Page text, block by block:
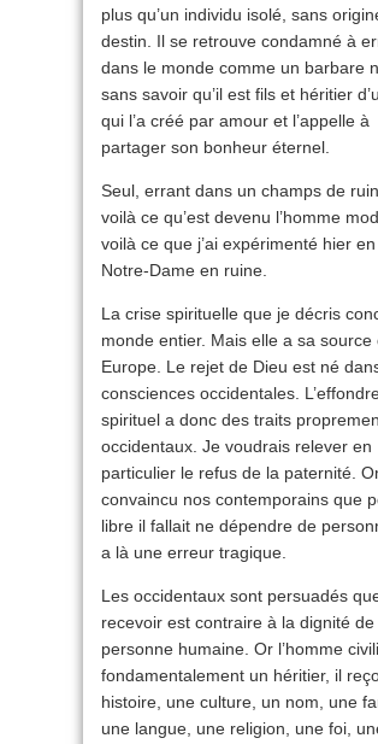
plus qu’un individu isolé, sans
destin. Il se retrouve condamné à
dans le monde comme un barbare
sans savoir qu’il est fils et héritier
qui l’a créé par amour et l’appelle à
partager son bonheur éternel.
Seul, errant dans un champs de
voilà ce qu’est devenu l’homme
voilà ce que j’ai expérimenté hier
Notre-Dame en ruine.
La crise spirituelle que je décris
monde entier. Mais elle a sa source
Europe. Le rejet de Dieu est né
consciences occidentales.
spirituel a donc des traits
occidentaux. Je voudrais relever en
particulier le refus de la paternité.
convaincu nos contemporains que
libre il fallait ne dépendre de
a là une erreur tragique.
Les occidentaux sont persuadés
recevoir est contraire à la dignité de
personne humaine. Or l’homme
fondamentalement un héritier, il
histoire, une culture, un nom, une
une langue, une religion, une foi,